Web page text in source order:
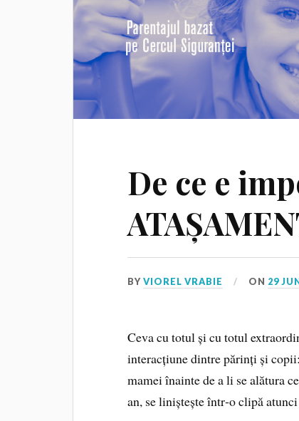
De ce e
BYVIOREL VRABIE ON 29
Ceva cu totul și cu totul
interacțiune dintre părinți și
mamei înainte de a li se alătura
an, se liniștește într‑o clipă